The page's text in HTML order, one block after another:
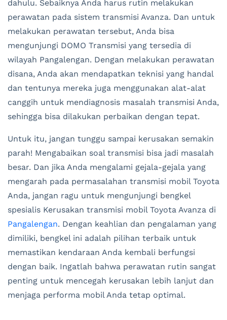
dahulu. Sebaiknya Anda harus rutin melakukan
perawatan pada sistem transmisi Avanza. Dan untuk
melakukan perawatan tersebut, Anda bisa
mengunjungi DOMO Transmisi yang tersedia di
wilayah Pangalengan. Dengan melakukan perawatan
disana, Anda akan mendapatkan teknisi yang handal
dan tentunya mereka juga menggunakan alat-alat
canggih untuk mendiagnosis masalah transmisi Anda,
sehingga bisa dilakukan perbaikan dengan tepat.
Untuk itu, jangan tunggu sampai kerusakan semakin
parah! Mengabaikan soal transmisi bisa jadi masalah
besar. Dan jika Anda mengalami gejala-gejala yang
mengarah pada permasalahan transmisi mobil Toyota
Anda, jangan ragu untuk mengunjungi bengkel
spesialis Kerusakan transmisi mobil Toyota Avanza di
Pangalengan. Dengan keahlian dan pengalaman yang
dimiliki, bengkel ini adalah pilihan terbaik untuk
memastikan kendaraan Anda kembali berfungsi
dengan baik. Ingatlah bahwa perawatan rutin sangat
penting untuk mencegah kerusakan lebih lanjut dan
menjaga performa mobil Anda tetap optimal.